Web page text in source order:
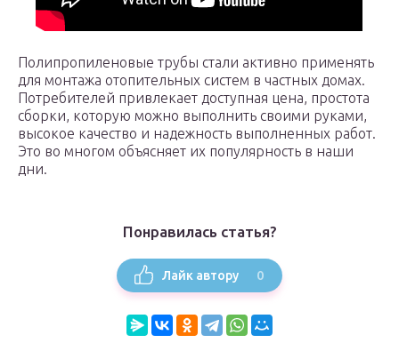
Полипропиленовые трубы стали активно применять
для монтажа отопительных систем в частных домах.
Потребителей привлекает доступная цена, простота
сборки, которую можно выполнить своими руками,
высокое качество и надежность выполненных работ.
Это во многом объясняет их популярность в наши
дни.
Понравилась статья?
Лайк автору 0